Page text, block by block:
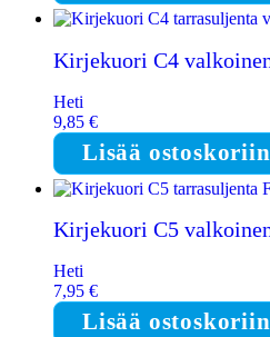
Kirjekuori C4
Heti
9,85 €
Lisää ostoskoriin
Kirjekuori C5
Heti
7,95 €
Lisää ostoskoriin